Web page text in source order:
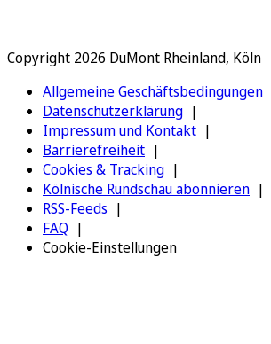
Copyright 2026 DuMont Rheinland, Köln
Allgemeine Geschäftsbedingungen
Datenschutzerklärung
Impressum und Kontakt
Barrierefreiheit
Cookies & Tracking
Kölnische Rundschau abonnieren
RSS-Feeds
FAQ
Cookie-Einstellungen